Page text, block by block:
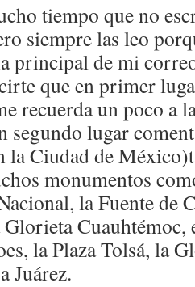
tiempo que no
siempre las leo
principal de mi
que en primer
recuerda un poco a
segundo lugar
la Ciudad de
monumentos
la Fuente de
la Plaza Tolsá, la
Juárez.